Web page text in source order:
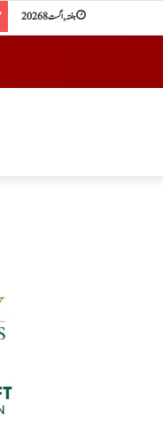
ہفتہ, اگست 8 2026